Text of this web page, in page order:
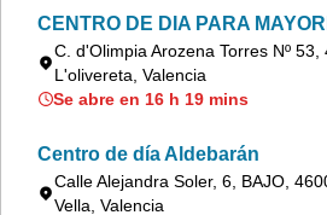
CENTRO DE DIA PARA
C. d'Olimpia Arozena Torres Nº 53,
L'olivereta, Valencia
Se abre en 16 h 19 mins
Centro de día Aldebarán
Calle Alejandra Soler, 6, BAJO,
Vella, Valencia